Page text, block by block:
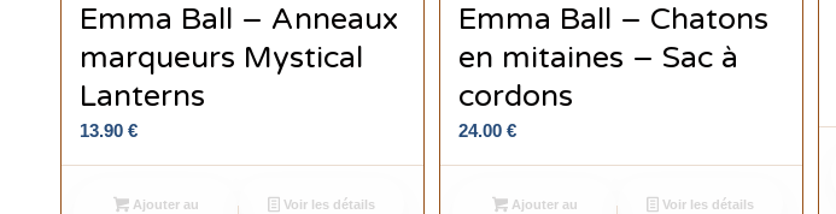
Emma Ball – Anneaux
marqueurs Mystical
Lanterns
13.90 €
Ajouter au
Voir les détails
Emma Ball – Chatons
en mitaines – Sac à
cordons
24.00€
Ajouter au
Voir les détails